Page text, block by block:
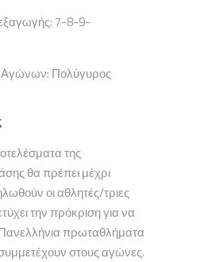
7-8-9-
Αγώνων: Πολύγυρος
της
θα πρέπει μέχρι
οι αθλητές/τριες
την πρόκριση για να
πρωταθλήματα
στους αγώνες.